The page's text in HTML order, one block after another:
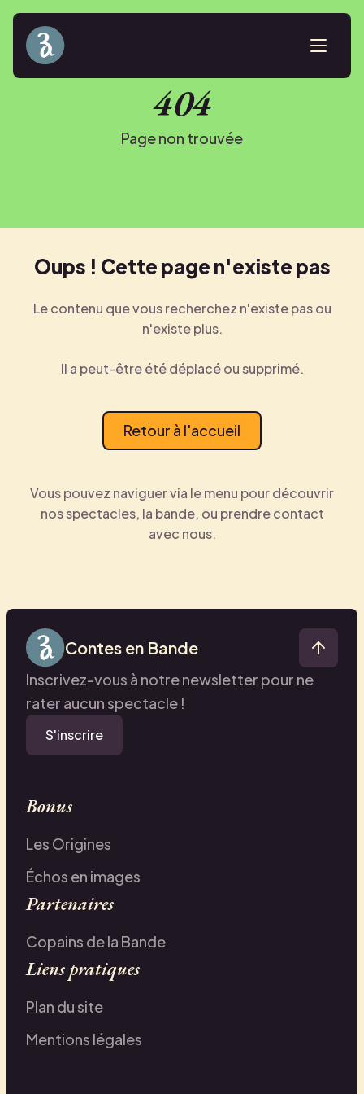
Accueil
404
Page non trouvée
Oups ! Cette page n'existe pas
Le contenu que vous recherchez n'existe pas ou
n'existe plus.
Il a peut-être été déplacé ou supprimé.
Retour à l'accueil
Vous pouvez naviguer via le menu pour découvrir
nos spectacles, la bande, ou prendre contact
avec nous.
Contes en Bande
Inscrivez-vous à notre newsletter pour ne
rater aucun spectacle !
S'inscrire
Bonus
Les Origines
Échos en images
Partenaires
Copains de la Bande
Liens pratiques
Plan du site
Mentions légales